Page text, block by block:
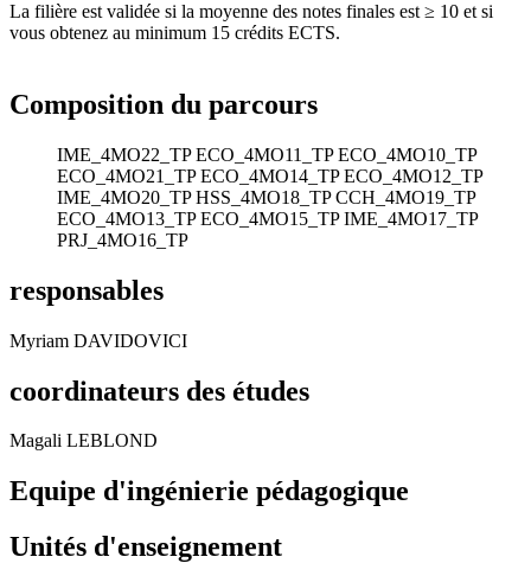
La filière est validée si la moyenne des notes finales est ≥ 10 et si
vous obtenez au minimum 15 crédits ECTS.
Composition du parcours
IME_4MO22_TP ECO_4MO11_TP ECO_4MO10_TP
ECO_4MO21_TP ECO_4MO14_TP ECO_4MO12_TP
IME_4MO20_TP HSS_4MO18_TP CCH_4MO19_TP
ECO_4MO13_TP ECO_4MO15_TP IME_4MO17_TP
PRJ_4MO16_TP
responsables
Myriam DAVIDOVICI
coordinateurs des études
Magali LEBLOND
Equipe d'ingénierie pédagogique
Unités d'enseignement